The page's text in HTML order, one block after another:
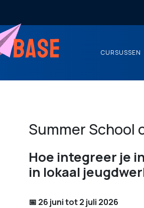
CURSUSSEN
Summer School
Hoe integreer je
in lokaal
📅 26 juni tot 2 juli 2026